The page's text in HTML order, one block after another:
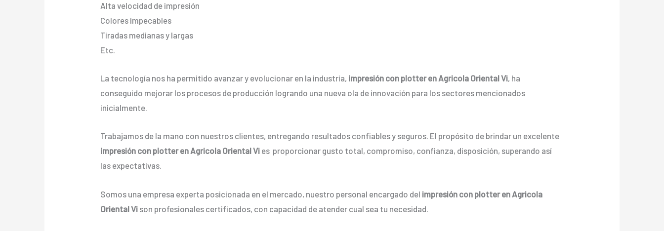
Alta velocidad de impresión
Colores impecables
Tiradas medianas y largas
Etc.
La tecnología nos ha permitido avanzar y evolucionar en la industria, impresión con plotter en Agricola Oriental Vi, ha
conseguido mejorar los procesos de producción logrando una nueva ola de innovación para los sectores mencionados
inicialmente.
Trabajamos de la mano con nuestros clientes, entregando resultados confiables y seguros. El propósito de brindar un excelente
impresión con plotter en Agricola Oriental Vi es proporcionar gusto total, compromiso, confianza, disposición, superando así
las expectativas.
Somos una empresa experta posicionada en el mercado, nuestro personal encargado del impresión con plotter en Agricola
Oriental Vi son profesionales certificados, con capacidad de atender cual sea tu necesidad.